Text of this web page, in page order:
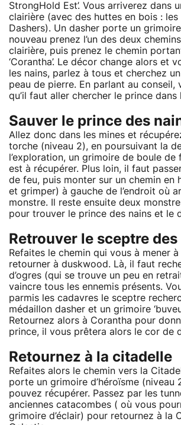
StrongHold Est’. Vous arriverez dans
clairière (avec des huttes en bois : les
Dashers). Un dasher porte un
nouveau prenez l’un des deux
clairière, puis prenez le chemin
‘Corantha’. Le décor change alors et
les nains, parlez à tous et cherchez
peau de pierre. En parlant au conseil,
qu’il faut aller chercher le prince dans
Sauver le prince des
Allez donc dans les mines et
torche (niveau 2), en poursuivant la
l’exploration, un grimoire de boule de
est à récupérer. Plus loin, il faut
de feu, puis monter sur un chemin en
et grimper) à gauche de l’endroit où
monstre. Il reste ensuite deux
pour trouver le prince des nains et le
Retrouver le sceptre
Refaites le chemin qui vous à mener
retourner à duskwood. Là, il faut
d’ogres (qui se trouve un peu en
vaincre tous les ennemis présents.
parmis les cadavres le sceptre
médaillon dasher et un grimoire ‘buveur
Retournez alors à Corantha pour
prince, il vous prêtera alors le cor de
Retournez à la citadelle
Refaites alors le chemin vers la
porte un grimoire d’héroïsme (niveau
pouvez récupérer. Passez par les
anciennes catacombes ( où vous
grimoire d’éclair) pour retournez à la